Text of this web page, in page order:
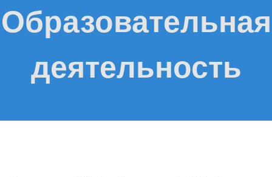
Образовательная
деятельность